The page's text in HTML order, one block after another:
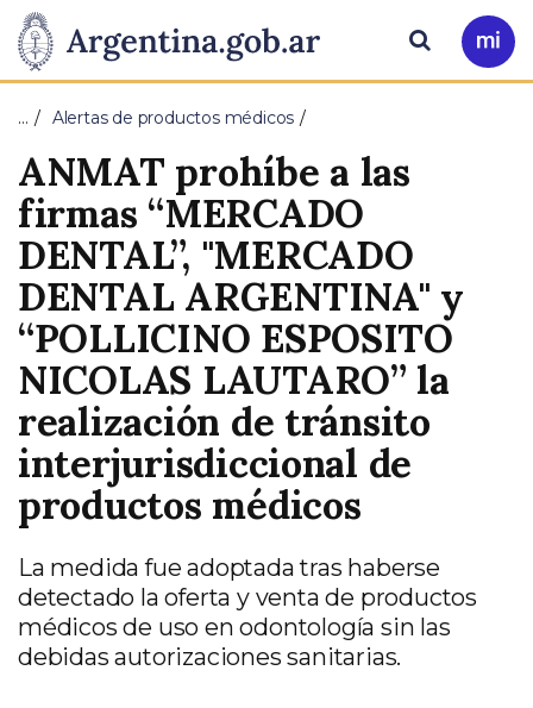
Presidencia
de
Nación
Pasar al contenido principal
Ir
a
Buscar
… Alertas de productos médicos
ANMAT prohíbe a las
firmas “MERCADO
DENTAL”, "MERCADO
DENTAL ARGENTINA" y
“POLLICINO ESPOSITO
NICOLAS LAUTARO” la
realización de tránsito
interjurisdiccional de
productos médicos
La medida fue adoptada tras haberse
detectado la oferta y venta de productos
médicos de uso en odontología sin las
debidas autorizaciones sanitarias.